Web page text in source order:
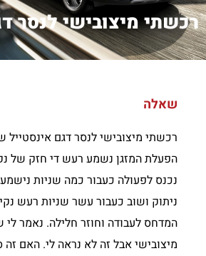
שאלה
הפעלת המזגן נשמע רעש די חזק של
נכנס לפעולה כעבור כמה שניות
ניתוק ושוב כעבור עשר שניות רעש
המדחס לעבודה וחוזר חלילה. נאמר
מיצובישי אבל זה לא נראה לי. האם